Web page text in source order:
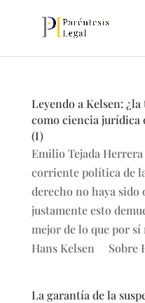
Leyendo a Kelsen:
como ciencia jurídica
(I)
Emilio Tejada
corriente política de
derecho no haya sido
justamente esto
mejor de lo que por
Hans Kelsen Sobre
La garantía de la